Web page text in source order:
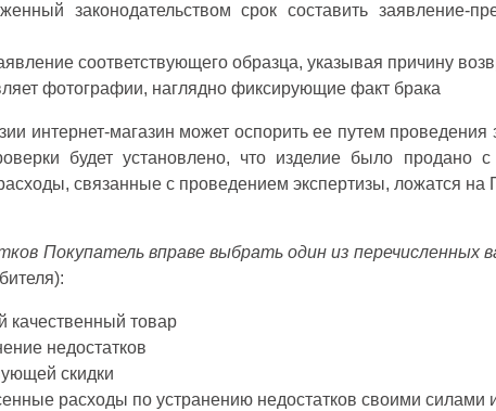
законодательством срок составить заявление-
соответствующего образца, указывая причину
фотографии, наглядно фиксирующие факт брака
интернет-магазин может оспорить ее путем
будет установлено, что изделие было
связанные с проведением экспертизы, ложатся на
Покупатель вправе выбрать один из перечисленных
качественный товар
недостатков
скидки
расходы по устранению недостатков своими силами